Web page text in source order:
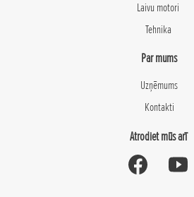
Laivu motori
Tehnika
Par mums
Uzņēmums
Kontakti
Atrodiet mūs arī